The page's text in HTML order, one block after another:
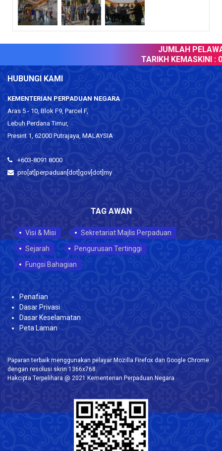
JUMLAH
TARIKH KEMASKINI :
HUBUNGI KAMI
KEMENTERIAN PERPADUAN NEGARA
Aras 5 - 10, Blok F9, Parcel F,
Lebuh Perdana Timur,
Presint 1, 62000 Putrajaya, MALAYSIA
+603-8091 8000
pro[at]perpaduan[dot]gov[dot]my
TAG AWAN
Visi & Misi
Sekretariat Majlis Perpaduan
Sejarah
Pengurusan Tertinggi
Fungsi Bahagian
Penafian
Dasar Privasi
Dasar Keselamatan
Peta Laman
Paparan terbaik menggunakan pelayar Mozilla Firefox dan Google Chrome
dengan resolusi skrin 1366x768.
Hakcipta Terpelihara @ 2021 Kementerian Perpaduan Negara